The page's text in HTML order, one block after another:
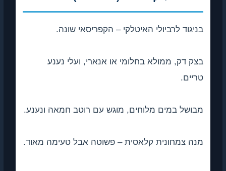
בניגוד לרביולי האיטלקי – הקפריסאי שונה.
בצק דק, ממולא בחלומי או אנארי, ועלי נענע
טריים.
מבושל במים מלוחים, מוגש עם רוטב חמאה ונענע.
מנה צמחונית קלאסית – פשוטה אבל טעימה מאוד.